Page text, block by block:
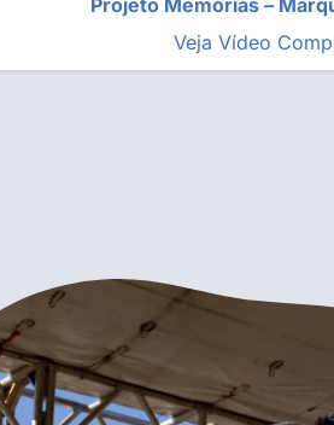
Projeto Memórias –
Veja Vídeo